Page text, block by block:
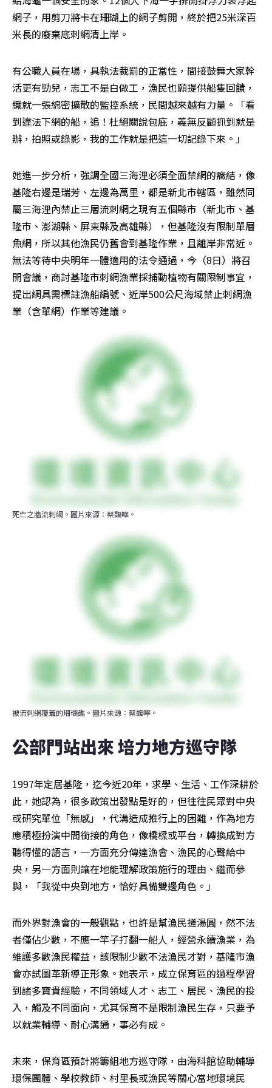
網子，用剪刀將卡在珊瑚上的網子剪開，終於把25米深百
米長的廢棄底刺網清上岸。
有公職人員在場，具執法裁罰的正當性，間接鼓舞大家幹
活更有勁兒，志工不是白做工，漁民也願提供船隻回饋，
織就一張綿密擴散的監控系統，民間越來越有力量。「看
到違法下網的船，追！杜絕關說包庇，義無反顧抓到就是
辦，拍照或錄影，我的工作就是把這一切記錄下來。」
她進一步分析，強調全國三海浬必須全面禁網的癥結，像
基隆右邊是瑞芳、左邊為萬里，都是新北市轄區，雖然同
屬三海浬內禁止三層流刺網之現有五個縣市（新北市、基
隆市、澎湖縣、屏東縣及高雄縣），但基隆沒有限制單層
魚網，所以其他漁民仍舊會到基隆作業，且離岸非常近。
無法等待中央明年一體適用的法令通過，今（8日）將召
開會議，商討基隆市刺網漁業採捕動植物有關限制事宜，
提出網具需標註漁船編號、近岸500公尺海域禁止刺網漁
業（含單網）作業等建議。
死亡之牆流刺網。圖片來源：蔡馥嚀。
被流刺網覆蓋的珊瑚礁。圖片來源：蔡馥嚀。
公部門站出來 培力地方巡守隊
1997年定居基隆，迄今近20年，求學、生活、工作深耕於
此，她認為，很多政策出發點是好的，但往往民眾對中央
或研究單位「無感」，代溝造成推行上的困難，作為地方
應積極扮演中間銜接的角色，像橋樑或平台，轉換成對方
聽得懂的語言，一方面充分傳達漁會、漁民的心聲給中
央，另一方面則讓在地能理解政策施行的理由、繼而參
與，「我從中央到地方，恰好具備雙邊角色。」
而外界對漁會的一般觀點，也許是幫漁民搓湯圓，然不法
者僅佔少數，不應一竿子打翻一船人，經營永續漁業，為
維護多數漁民權益，該限制少數不法漁民才對，基隆市漁
會亦試圖革新導正形象。她表示，成立保育區的過程學習
到諸多寶貴經驗，不同領域人才、志工、居民、漁民的投
入，觸及不同面向，尤其保育不是限制漁民生存，只要予
以就業輔導、耐心溝通，事必有成。
未來，保育區預計將籌組地方巡守隊，由海科館協助輔導
環保團體、學校教師、村里長或漁民等關心當地環境民